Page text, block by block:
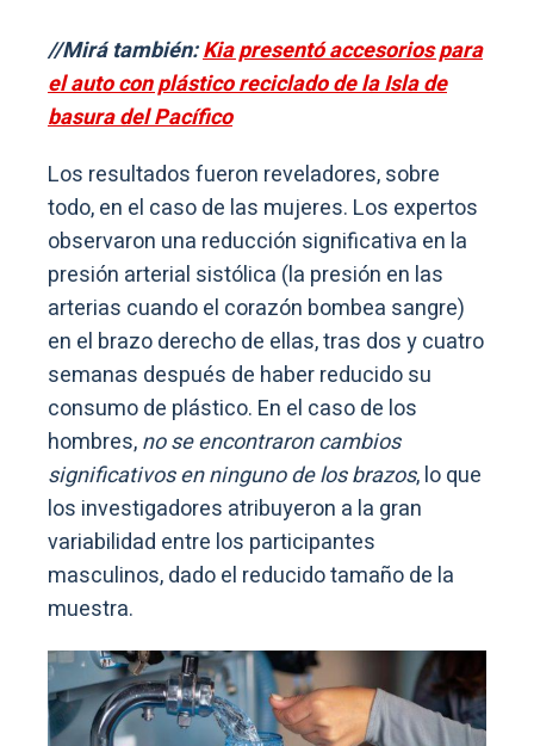
//Mirá también:Kia presentó accesorios para
el auto con plástico reciclado de la Isla de
basura del Pacífico
Los resultados fueron reveladores, sobre
todo, en el caso de las mujeres. Los expertos
observaron una reducción significativa en la
presión arterial sistólica (la presión en las
arterias cuando el corazón bombea sangre)
en el brazo derecho de ellas, tras dos y cuatro
semanas después de haber reducido su
consumo de plástico. En el caso de los
hombres,no se encontraron cambios
significativos en ninguno de los brazos, lo que
los investigadores atribuyeron a la gran
variabilidad entre los participantes
masculinos, dado el reducido tamaño de la
muestra.